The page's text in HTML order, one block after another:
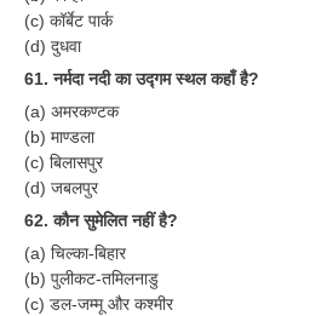
(c) कॉर्बेट पार्क
(d) दुधवा
61. नर्मदा नदी का उद्गम स्थल कहाँ है?
(a) अमरकण्टक
(b) माण्डला
(c) बिलासपुर
(d) जबलपुर
62. कौन सुमेलित नहीं है?
(a) चिल्का-बिहार
(b) पुलीकट-तमिलनाडु
(c) डल-जम्मू और कश्मीर